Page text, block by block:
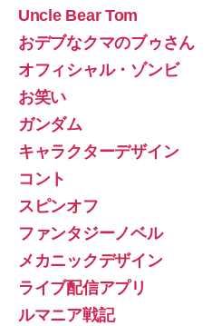
Uncle Bear Tom
おデブなクマのブゥさん
オフィシャル・ゾンビ
お笑い
ガンダム
キャラクターデザイン
コント
スピンオフ
ファンタジーノベル
メカニックデザイン
ライブ配信アプリ
ルマニア戦記